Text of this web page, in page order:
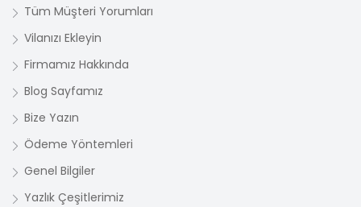
Tüm Müşteri Yorumları
Vilanızı Ekleyin
Firmamız Hakkında
Blog Sayfamız
Bize Yazın
Ödeme Yöntemleri
Genel Bilgiler
Yazlık Çeşitlerimiz